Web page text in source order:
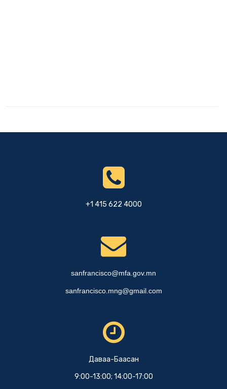
+1 415 622 4000
sanfrancisco@mfa.gov.mn
sanfrancisco.mng@gmail.com
Даваа-Баасан
9:00-13:00; 14:00-17:00